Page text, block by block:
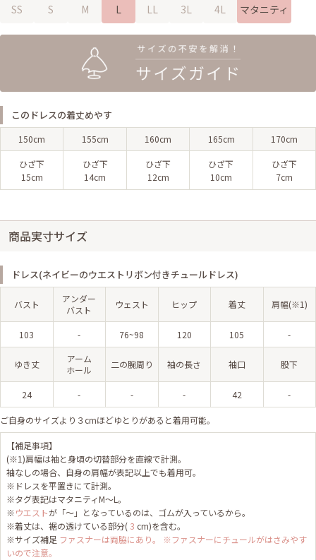
SS S M L LL 3L 4L マタニティ
このドレスの着丈めやす
150cm 155cm 160cm 165cm 170cm
ひざ下
15cm
ひざ下
14cm
ひざ下
12cm
ひざ下
10cm
ひざ下
7cm
商品実寸サイズ
ドレス(ネイビーのウエストリボン付きチュールドレス)
バスト
アンダー
バスト
ウェスト ヒップ 着丈 肩幅(※1)
103 - 76~98 120 105 -
ゆき丈
アーム
ホール
二の腕周り 袖の長さ 袖口 股下
24 - - - 42 -
ご自身のサイズより３cmほどゆとりがあると着用可能。
【補足事項】
(※1)肩幅は袖と身頃の切替部分を直線で計測。
袖なしの場合、自身の肩幅が表記以上でも着用可。
※ドレスを平置きにて計測。
※タグ表記はマタニティM〜L。
※ウエストが「～」となっているのは、ゴムが入っているから。
※着丈は、裾の透けている部分( 3 cm)を含む。
※サイズ補足 ファスナーは両脇にあり。 ※ファスナーにチュールがはさみやす
いので注意。